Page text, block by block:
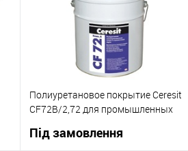
В вибране
В наявності
Полиуретановое покрытие Ceresit
CF72B/2,72 для промышленных
Під замовлення